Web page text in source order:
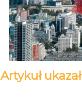
Artykuł